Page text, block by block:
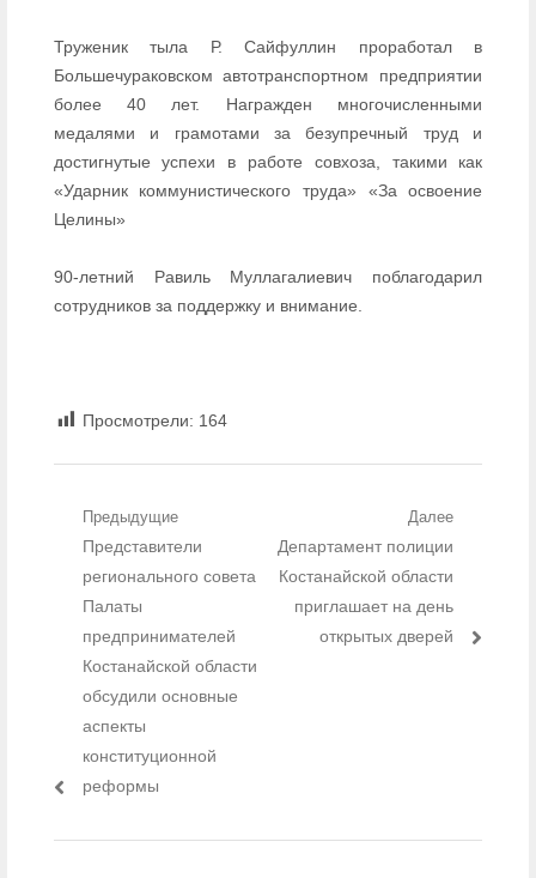
Труженик тыла Р. Сайфуллин проработал в
Большечураковском автотранспортном предприятии
более 40 лет. Награжден многочисленными
медалями и грамотами за безупречный труд и
достигнутые успехи в работе совхоза, такими как
«Ударник коммунистического труда» «За освоение
Целины»
90-летний Равиль Муллагалиевич поблагодарил
сотрудников за поддержку и внимание.
Просмотрели: 164
Навигация по записям
Предыдущие
Предыдущий пост:
Представители
регионального совета
Палаты
предпринимателей
Костанайской области
обсудили основные
аспекты
конституционной
реформы
Далее
Следующий пост:
Департамент полиции
Костанайской области
приглашает на день
открытых дверей